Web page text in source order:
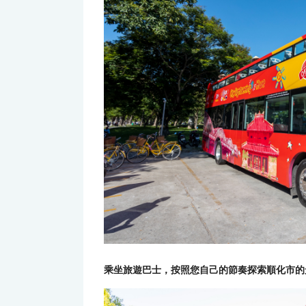
乘坐旅遊巴士，按照您自己的節奏探索順化市